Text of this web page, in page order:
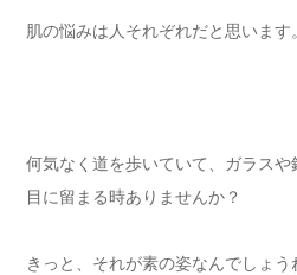
肌の悩みは人それぞれだと思います。
何気なく道を歩いていて、ガラスや
目に留まる時ありませんか？
きっと、それが素の姿なんでしょう